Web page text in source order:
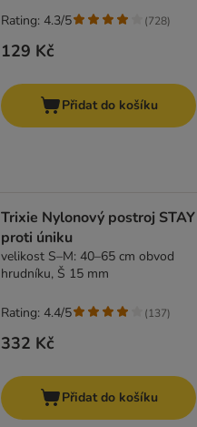
129 Kč
Rating: 4.3/5 (728)
Přidat do košíku
Trixie Nylonový postroj STAY
proti úniku
velikost S–M: 40–65 cm obvod
hrudníku, Š 15 mm
332 Kč
Rating: 4.4/5 (137)
Přidat do košíku